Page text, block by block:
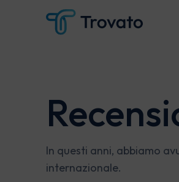
SEO
Consulenza SEO
In questi anni, abbiamo
internazionale.